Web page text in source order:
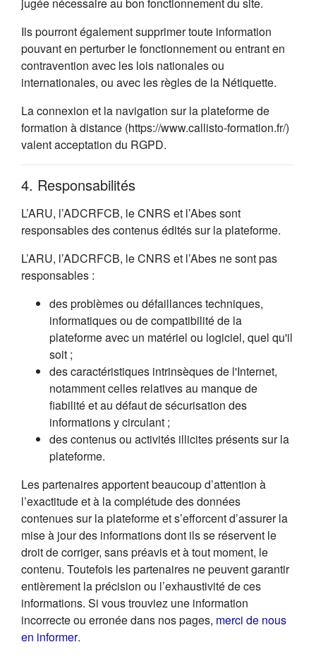
Ils pourront également supprimer toute information
pouvant en perturber le fonctionnement ou entrant en
contravention avec les lois nationales ou
internationales, ou avec les règles de la Nétiquette.
La connexion et la navigation sur la plateforme de
formation à distance (https://www.callisto-formation.fr/)
valent acceptation du RGPD.
4. Responsabilités
L’ARU, l’ADCRFCB, le CNRS et l’Abes sont
responsables des contenus édités sur la plateforme.
L’ARU, l’ADCRFCB, le CNRS et l’Abes ne sont pas
responsables :
des problèmes ou défaillances techniques,
informatiques ou de compatibilité de la
plateforme avec un matériel ou logiciel, quel qu'il
soit ;
des caractéristiques intrinsèques de l'Internet,
notamment celles relatives au manque de
fiabilité et au défaut de sécurisation des
informations y circulant ;
des contenus ou activités illicites présents sur la
plateforme.
Les partenaires apportent beaucoup d’attention à
l’exactitude et à la complétude des données
contenues sur la plateforme et s’efforcent d’assurer la
mise à jour des informations dont ils se réservent le
droit de corriger, sans préavis et à tout moment, le
contenu. Toutefois les partenaires ne peuvent garantir
entièrement la précision ou l’exhaustivité de ces
informations. Si vous trouviez une information
incorrecte ou erronée dans nos pages, merci de nous
en informer(s'ouvre dans un nouvel onglet)
.